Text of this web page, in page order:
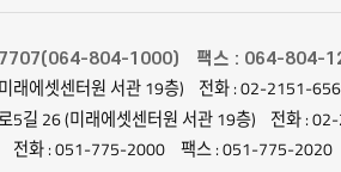
804-1000) 팩스 : 064-804-
래에셋센터원 서관 19층) 전화 : 02-2151-
5길 26 (미래에셋센터원 서관 19층) 전화 :
전화 : 051-775-2000 팩스 : 051-775-2020